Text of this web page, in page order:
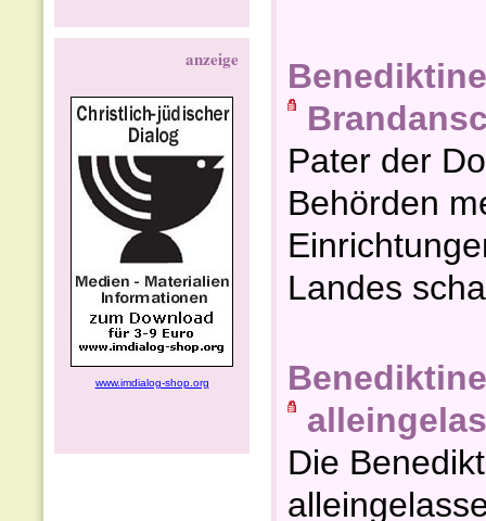
anzeige
www.imdialog-shop.org
Pater der
Behörden
Landes
Die